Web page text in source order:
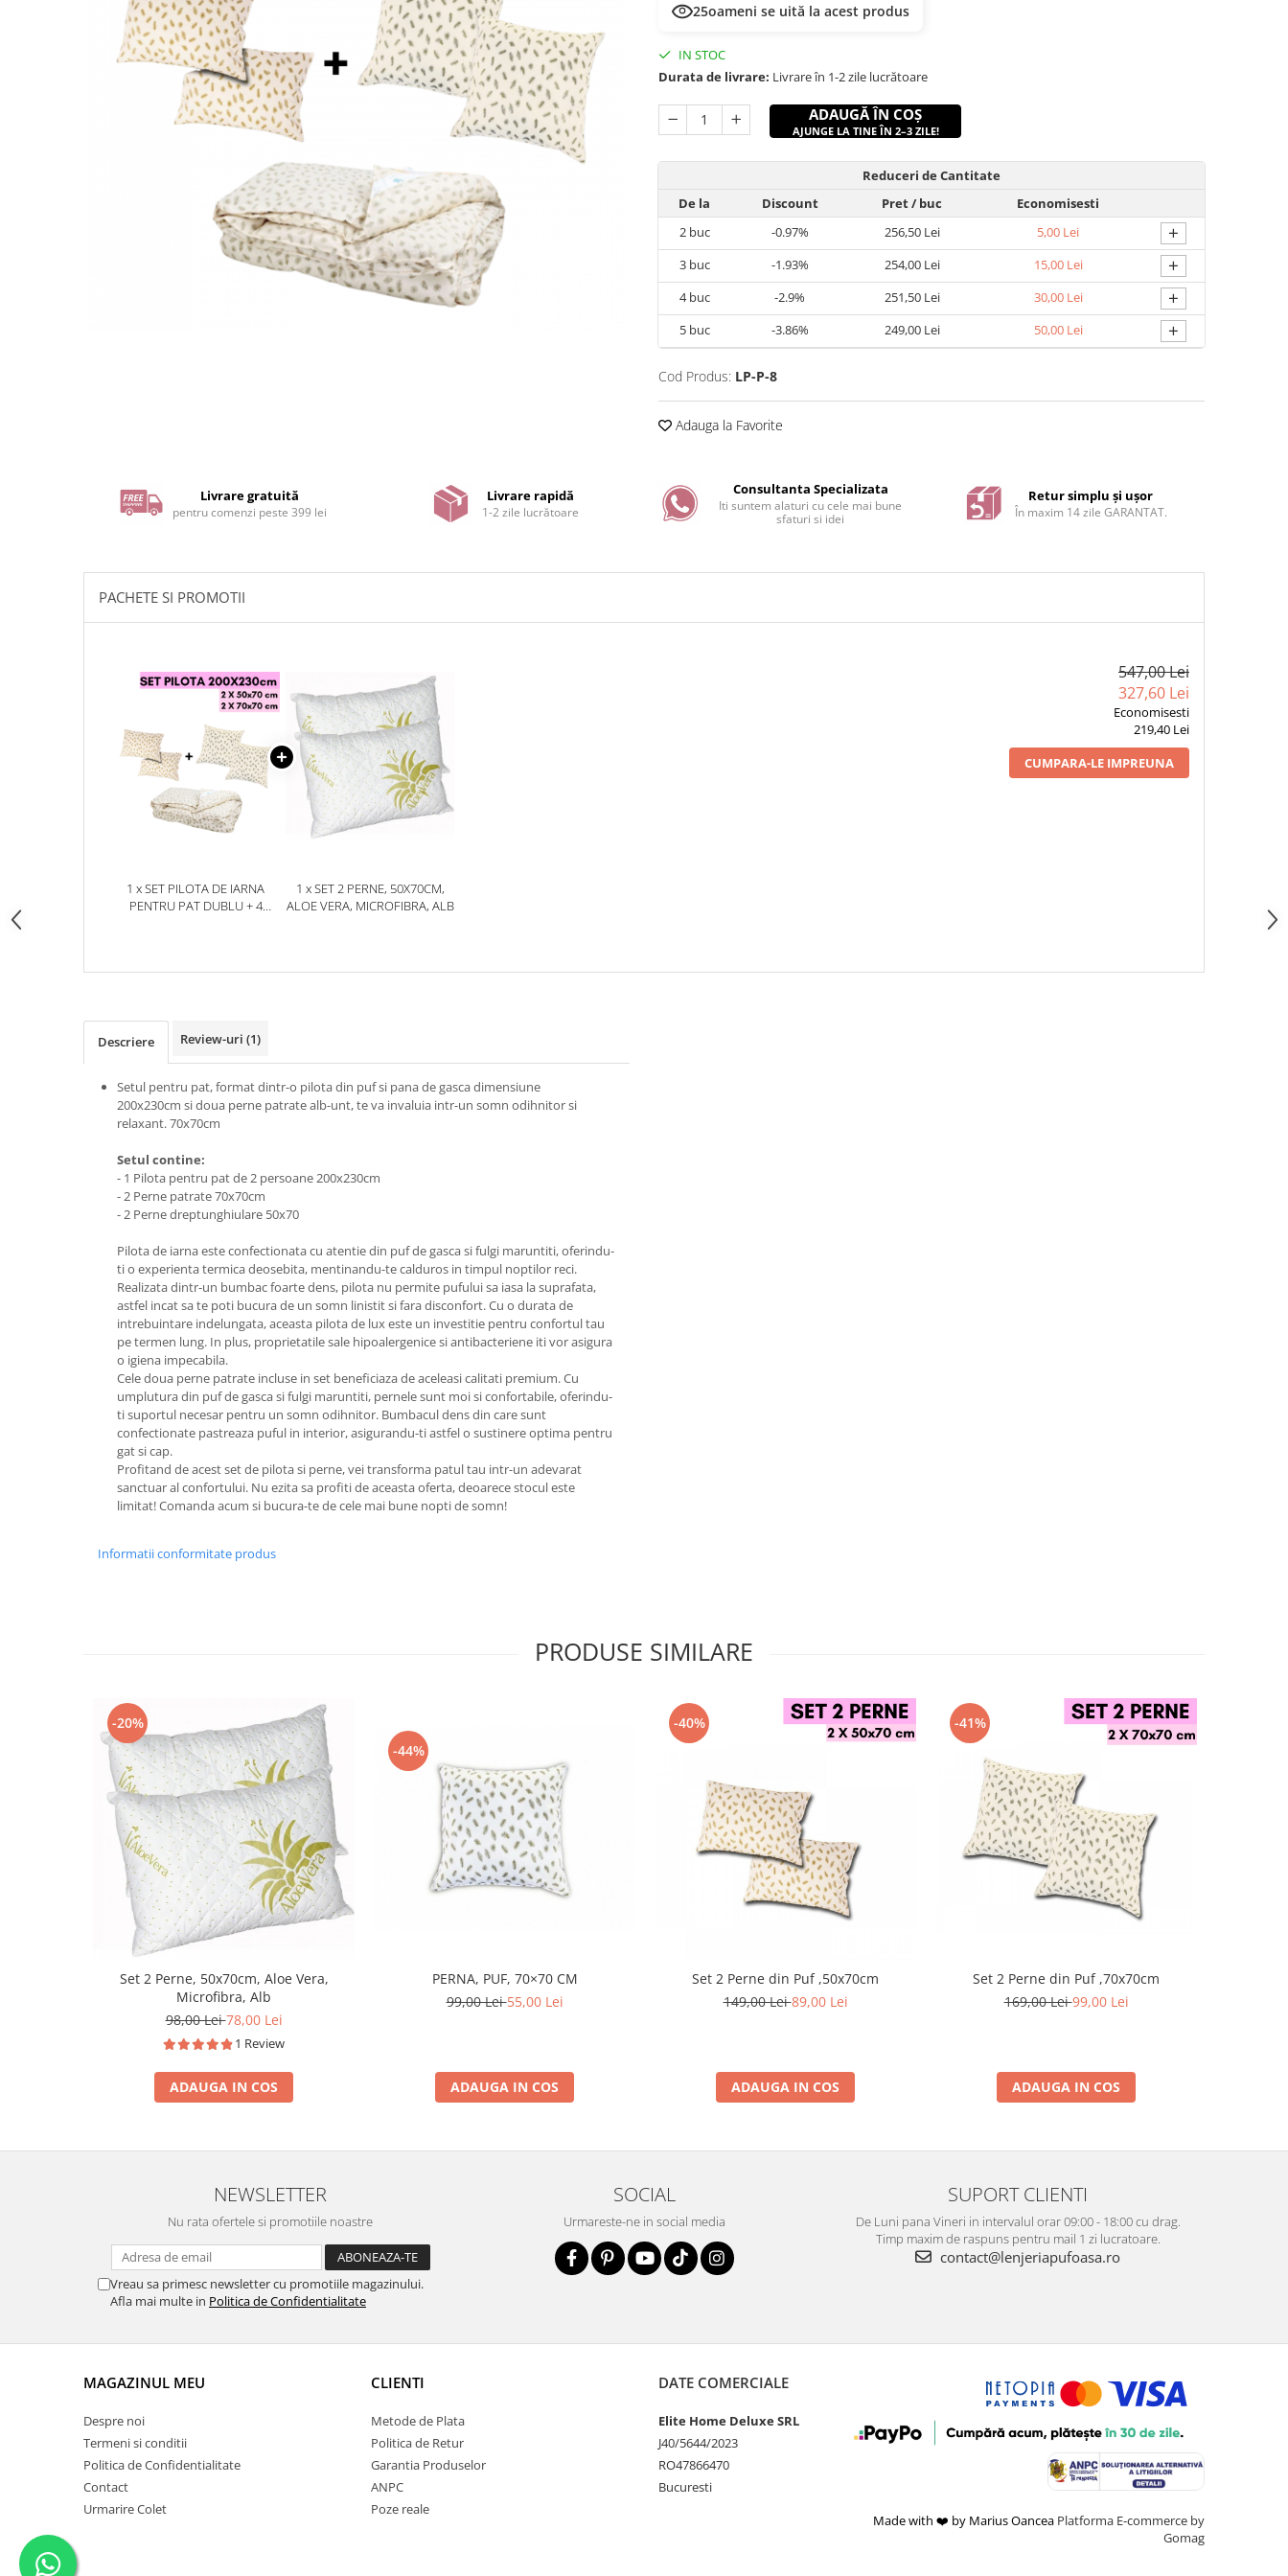
25oameni se uită la acest produs
IN STOC
Durata de livrare: Livrare în 1-2 zile lucrătoare
ADAUGĂ ÎN COȘ
AJUNGE LA TINE ÎN 2–3 ZILE!
Reduceri de Cantitate
De la
Discount Pret/ buc
Economisesti
2buc -0.97% 256,50 Lei 5,00 Lei +
3buc -1.93% 254,00 Lei 15,00 Lei +
4buc -2.9% 251,50 Lei 30,00 Lei +
5buc -3.86% 249,00 Lei 50,00 Lei +
Cod Produs: LP-P-8
Adauga la Favorite
Livrare gratuită
pentru comenzi peste 399 lei
Livrare rapidă
1-2 zile lucrătoare
Consultanta Specializata
Iti suntem alaturi cu cele mai bune
sfaturi si idei
Retur simplu și ușor
În maxim 14 zile GARANTAT.
PACHETE SI PROMOTII
1 x SET PILOTA DE IARNA
PENTRU PAT DUBLU + 4
1 x SET 2 PERNE, 50X70CM,
ALOE VERA, MICROFIBRA, ALB
547,00 Lei
327,60 Lei
Economisesti
219,40 Lei
CUMPARA-LE IMPREUNA
Descriere Review-uri (1)
Setul pentru pat, format dintr-o pilota din puf si pana de gasca dimensiune
200x230cm si doua perne patrate alb-unt, te va invaluia intr-un somn odihnitor si
relaxant. 70x70cm
Setul contine:
- 1 Pilota pentru pat de 2 persoane 200x230cm
- 2 Perne patrate 70x70cm
- 2 Perne dreptunghiulare 50x70
Pilota de iarna este confectionata cu atentie din puf de gasca si fulgi maruntiti, oferindu-
ti o experienta termica deosebita, mentinandu-te calduros in timpul noptilor reci.
Realizata dintr-un bumbac foarte dens, pilota nu permite pufului sa iasa la suprafata,
astfel incat sa te poti bucura de un somn linistit si fara disconfort. Cu o durata de
intrebuintare indelungata, aceasta pilota de lux este un investitie pentru confortul tau
pe termen lung. In plus, proprietatile sale hipoalergenice si antibacteriene iti vor asigura
o igiena impecabila.
Cele doua perne patrate incluse in set beneficiaza de aceleasi calitati premium. Cu
umplutura din puf de gasca si fulgi maruntiti, pernele sunt moi si confortabile, oferindu-
ti suportul necesar pentru un somn odihnitor. Bumbacul dens din care sunt
confectionate pastreaza puful in interior, asigurandu-ti astfel o sustinere optima pentru
gat si cap.
Profitand de acest set de pilota si perne, vei transforma patul tau intr-un adevarat
sanctuar al confortului. Nu ezita sa profiti de aceasta oferta, deoarece stocul este
limitat! Comanda acum si bucura-te de cele mai bune nopti de somn!
Informatii conformitate produs
PRODUSE SIMILARE
-20%
Set 2 Perne, 50x70cm, Aloe Vera,
Microfibra, Alb
98,00 Lei78,00 Lei
1 Review
ADAUGA IN COS
-44%
PERNA, PUF, 70×70 CM
99,00 Lei55,00 Lei
ADAUGA IN COS
-40%
Set 2 Perne din Puf ,50x70cm
149,00 Lei89,00 Lei
ADAUGA IN COS
-41%
Set 2 Perne din Puf ,70x70cm
169,00 Lei99,00 Lei
ADAUGA IN COS
NEWSLETTER
Nu rata ofertele si promotiile noastre
Vreau sa primesc newsletter cu promotiile magazinului.
Afla mai multe in Politica de Confidentialitate
SOCIAL
Urmareste-ne in social media
SUPORT CLIENTI
De Luni pana Vineri in intervalul orar 09:00 - 18:00 cu drag.
Timp maxim de raspuns pentru mail 1 zi lucratoare.
contact@lenjeriapufoasa.ro
MAGAZINUL MEU
Despre noi
Termeni si conditii
Politica de Confidentialitate
Contact
Urmarire Colet
CLIENTI
Metode de Plata
Politica de Retur
Garantia Produselor
ANPC
Poze reale
DATE COMERCIALE
Elite Home Deluxe SRL
J40/5644/2023
RO47866470
Bucuresti
Made with ❤️ by Marius Oancea Platforma E-commerce by
Gomag